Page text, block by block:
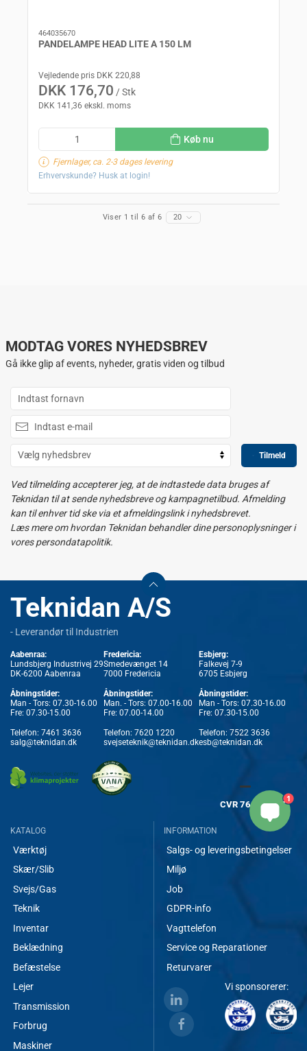
464035670
PANDELAMPE HEAD LITE A 150 LM
Vejledende pris DKK 220,88
DKK 176,70 / Stk
DKK 141,36 ekskl. moms
Køb nu
Fjernlager, ca. 2-3 dages levering
Erhvervskunde? Husk at login!
Viser 1 til 6 af 6 20
MODTAG VORES NYHEDSBREV
Gå ikke glip af events, nyheder, gratis viden og tilbud
Tilmeld
Ved tilmelding accepterer jeg, at de indtastede data bruges af
Teknidan til at sende nyhedsbreve og kampagnetilbud. Afmelding
kan til enhver tid ske via et afmeldingslink i nyhedsbrevet.
Læs mere om hvordan Teknidan behandler dine personoplysninger i
vores persondatapolitik.
Teknidan A/S
- Leverandør til Industrien
Aabenraa:
Lundsbjerg Industrivej 29
DK-6200 Aabenraa
Åbningstider:
Man - Tors: 07.30-16.00
Fre: 07.30-15.00
Telefon: 7461 3636
salg@teknidan.dk
Fredericia:
Smedevænget 14
7000 Fredericia
Åbningstider:
Man. - Tors: 07.00-16.00
Fre: 07.00-14.00
Telefon: 7620 1220
svejseteknik@teknidan.dk
Esbjerg:
Falkevej 7-9
6705 Esbjerg
Åbningstider:
Man - Tors: 07.30-16.00
Fre: 07.30-15.00
Telefon: 7522 3636
esb@teknidan.dk
CVR 7682 8717
KATALOG
Værktøj
Skær/Slib
Svejs/Gas
Teknik
Inventar
Beklædning
Befæstelse
Lejer
Transmission
Forbrug
Maskiner
INFORMATION
Salgs- og leveringsbetingelser
Miljø
Job
GDPR-info
Vagttelefon
Service og Reparationer
Returvarer
Vi sponsorerer:
1